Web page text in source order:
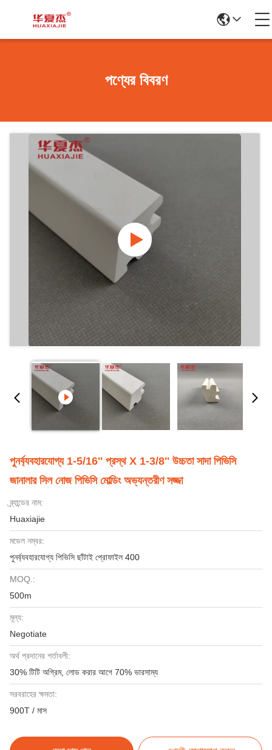
পণ্যের বিবরণ
পুনর্ব্যবহারযোগ্য 1-5/16'' প্রস্থ X 1-3/8'' উচ্চতা সাদা পিভিসি
জানালার সিল নোজ পিভিসি মোল্ডিং অভ্যন্তরীণ সজ্জা
ব্র্যান্ডের নাম:
Huaxiajie
মডেল নম্বর:
পুনর্ব্যবহারযোগ্য পিভিসি ছাঁটাই প্রোফাইল 400
MOQ.:
500m
মূল্য:
Negotiate
অর্থ প্রদানের শর্তাবলী:
30% টিটি অগ্রিম, লোড করার আগে 70% ভারসাম্য
সরবরাহের ক্ষমতা:
900T / মাস